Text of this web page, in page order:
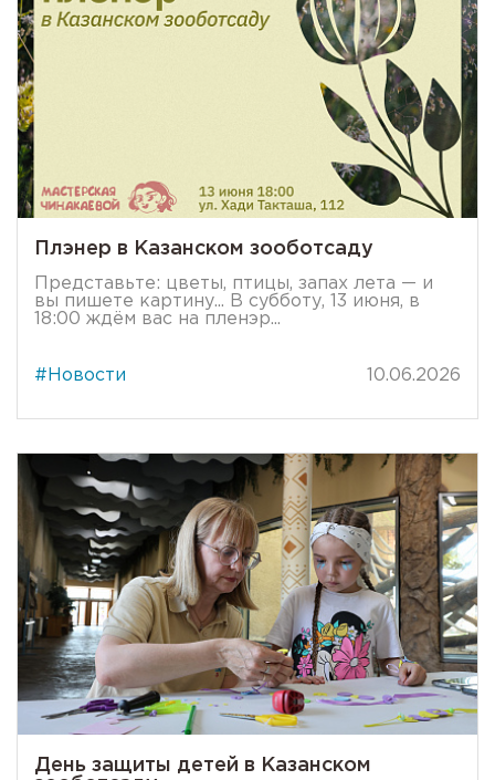
Плэнер в Казанском зооботсаду
Представьте: цветы, птицы, запах лета — и
вы пишете картину... В субботу, 13 июня, в
18:00 ждём вас на пленэр...
#Новости 10.06.2026
День защиты детей в Казанском